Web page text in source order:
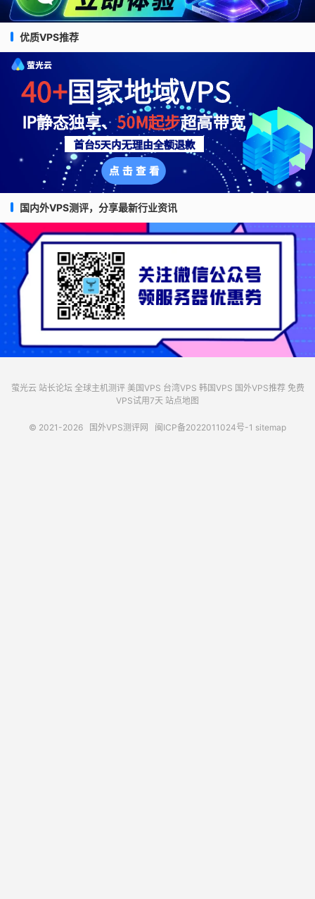
优质VPS推荐
国内外VPS测评，分享最新行业资讯
萤光云 站长论坛 全球主机测评 美国VPS 台湾VPS 韩国VPS 国外VPS推荐 免费
VPS试用7天 站点地图
© 2021-2026 国外VPS测评网 闽ICP备2022011024号-1 sitemap